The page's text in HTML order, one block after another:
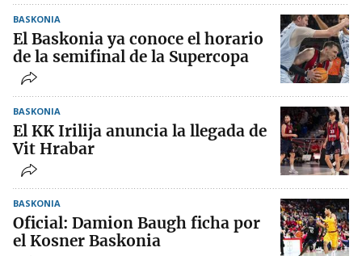
BASKONIA
El Baskonia ya conoce el horario
de la semifinal de la Supercopa
BASKONIA
El KK Irilija anuncia la llegada de
Vit Hrabar
BASKONIA
Oficial: Damion Baugh ficha por
el Kosner Baskonia